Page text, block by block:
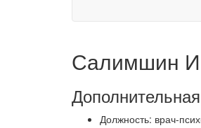
Салимшин
Должность: врач-